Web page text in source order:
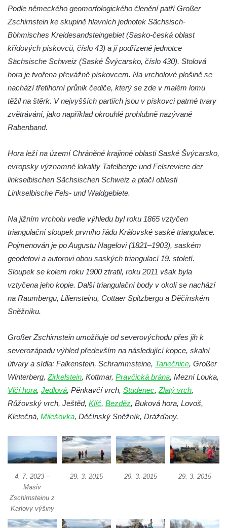
Kyjovském údolí
Jeskyně víl v Kyjovském údolí
Jeskyně Vinný sklep v Kyjovském údolí
Vyhlídka nad přírodní rezervací Slunečná
stráň u Naučné stezky Pod Vysokým Ostrým
Vyhlídka Miloslava Draxla na Naučné
Vyhlídka nad Brnou na Naučné stezce Pod
Vysokým Ostrým
Vyhlídka Liščí kazatelna (Fuchskanzel) u
Lückendorfu
Vyhlídka Kočičí kameny východně od Lázní
Skála Semmelstein v Jetřichovických
skalách
Obří hlava v Kyjovském údolí
Zaniklý pískovcový lom pod Jedlovou
Panenská skála v údolí Samoty u
Radvance
Skála Hrbolec (Piklštejn) u Rybniště
Boreč
Raná
Lenešický Chlum
Luž
Kleiner Zschirnstein
Čertovo kopyto u Jezdecké cesty nad
Tuhnicemi v Karlových Varech
Vyhlídka Muchomůrka na Hostibejku v
Kralupech nad Vltavou
Podle německého geomorfologického členění patří Großer
Zschirnstein ke skupině hlavních jednotek Sächsisch-
Böhmisches Kreidesandsteingebiet (Sasko-česká oblast
křídových pískovců, číslo 43) a jí podřízené jednotce
Sächsische Schweiz (Saské Švýcarsko, číslo 430). Stolová
hora je tvořena převážně pískovcem. Na vrcholové plošině se
nachází třetihorní průnik čediče, který se zde v malém lomu
těžil na štěrk. V nejvyšších partiích jsou v pískovci patrné tvary
zvětrávání, jako například okrouhlé prohlubně nazývané
Rabenband.
Hora leží na území Chráněné krajinné oblasti Saské Švýcarsko,
evropsky významné lokality Tafelberge und Felsreviere der
linkselbischen Sächsischen Schweiz a ptačí oblasti
Linkselbische Fels- und Waldgebiete.
Na jižním vrcholu vedle výhledu byl roku 1865 vztyčen
triangulační sloupek prvního řádu Královské saské triangulace.
Pojmenován je po Augustu Nagelovi (1821–1903), saském
geodetovi a autorovi obou saských triangulací 19. století.
Sloupek se kolem roku 1900 ztratil, roku 2011 však byla
vztyčena jeho kopie. Další triangulační body v okolí se nachází
na Raumbergu, Liliensteinu, Cottaer Spitzbergu a Děčínském
Sněžníku.
Großer Zschirnstein umožňuje od severovýchodu přes jih k
severozápadu výhled především na následující kopce, skalní
útvary a sídla: Falkenstein, Schrammsteine, Tanečnice, Großer
Winterberg, Zirkelstein, Kottmar, Pravčická brána, Mezní Louka,
Vlčí hora, Jedlová, Pěnkavčí vrch, Studenec, Zlatý vrch,
Růžovský vrch, Ještěd, Klíč, Bezděz, Buková hora, Lovoš,
Kletečná, Milešovka, Děčínský Sněžník, Drážďany.
4. 7. 2023 –
Masiv
Zschirnsteinu z
Karlovy výšiny
29. 3. 2015 29. 3. 2015 29. 3. 2015